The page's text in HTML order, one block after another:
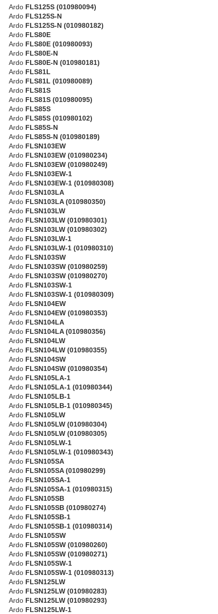
Ardo FLS125S (010980094)
Ardo FLS125S-N
Ardo FLS125S-N (010980182)
Ardo FLS80E
Ardo FLS80E (010980093)
Ardo FLS80E-N
Ardo FLS80E-N (010980181)
Ardo FLS81L
Ardo FLS81L (010980089)
Ardo FLS81S
Ardo FLS81S (010980095)
Ardo FLS85S
Ardo FLS85S (010980102)
Ardo FLS85S-N
Ardo FLS85S-N (010980189)
Ardo FLSN103EW
Ardo FLSN103EW (010980234)
Ardo FLSN103EW (010980249)
Ardo FLSN103EW-1
Ardo FLSN103EW-1 (010980308)
Ardo FLSN103LA
Ardo FLSN103LA (010980350)
Ardo FLSN103LW
Ardo FLSN103LW (010980301)
Ardo FLSN103LW (010980302)
Ardo FLSN103LW-1
Ardo FLSN103LW-1 (010980310)
Ardo FLSN103SW
Ardo FLSN103SW (010980259)
Ardo FLSN103SW (010980270)
Ardo FLSN103SW-1
Ardo FLSN103SW-1 (010980309)
Ardo FLSN104EW
Ardo FLSN104EW (010980353)
Ardo FLSN104LA
Ardo FLSN104LA (010980356)
Ardo FLSN104LW
Ardo FLSN104LW (010980355)
Ardo FLSN104SW
Ardo FLSN104SW (010980354)
Ardo FLSN105LA-1
Ardo FLSN105LA-1 (010980344)
Ardo FLSN105LB-1
Ardo FLSN105LB-1 (010980345)
Ardo FLSN105LW
Ardo FLSN105LW (010980304)
Ardo FLSN105LW (010980305)
Ardo FLSN105LW-1
Ardo FLSN105LW-1 (010980343)
Ardo FLSN105SA
Ardo FLSN105SA (010980299)
Ardo FLSN105SA-1
Ardo FLSN105SA-1 (010980315)
Ardo FLSN105SB
Ardo FLSN105SB (010980274)
Ardo FLSN105SB-1
Ardo FLSN105SB-1 (010980314)
Ardo FLSN105SW
Ardo FLSN105SW (010980260)
Ardo FLSN105SW (010980271)
Ardo FLSN105SW-1
Ardo FLSN105SW-1 (010980313)
Ardo FLSN125LW
Ardo FLSN125LW (010980283)
Ardo FLSN125LW (010980293)
Ardo FLSN125LW-1